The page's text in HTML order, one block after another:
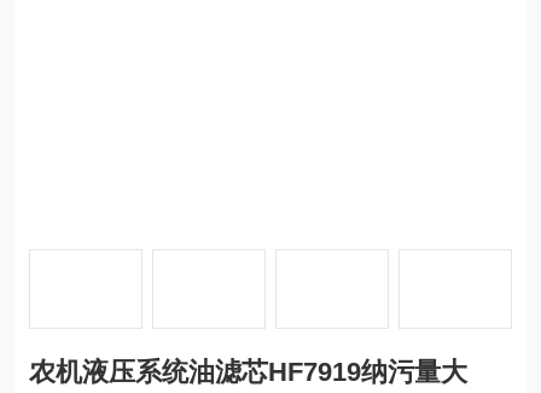
农机液压系统油滤芯HF7919纳污量大